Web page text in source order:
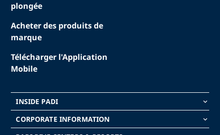
plongée
Acheter des produits de
marque
Télécharger l'Application
Mobile
INSIDE PADI keyboard_arrow_down
CORPORATE INFORMATION keyboard_arrow_down